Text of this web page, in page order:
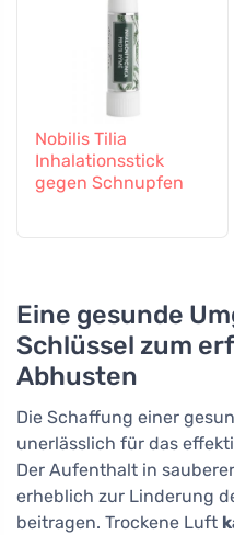
Nobilis Tilia
Inhalationsstick
gegen Schnupfen
Eine gesunde
Schlüssel zum
Abhusten
Die Schaffung einer
unerlässlich für das
Der Aufenthalt in
erheblich zur Linderung
beitragen. Trockene Luft